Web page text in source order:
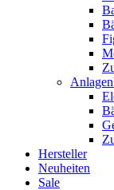
Hersteller
Neuheiten
Sale